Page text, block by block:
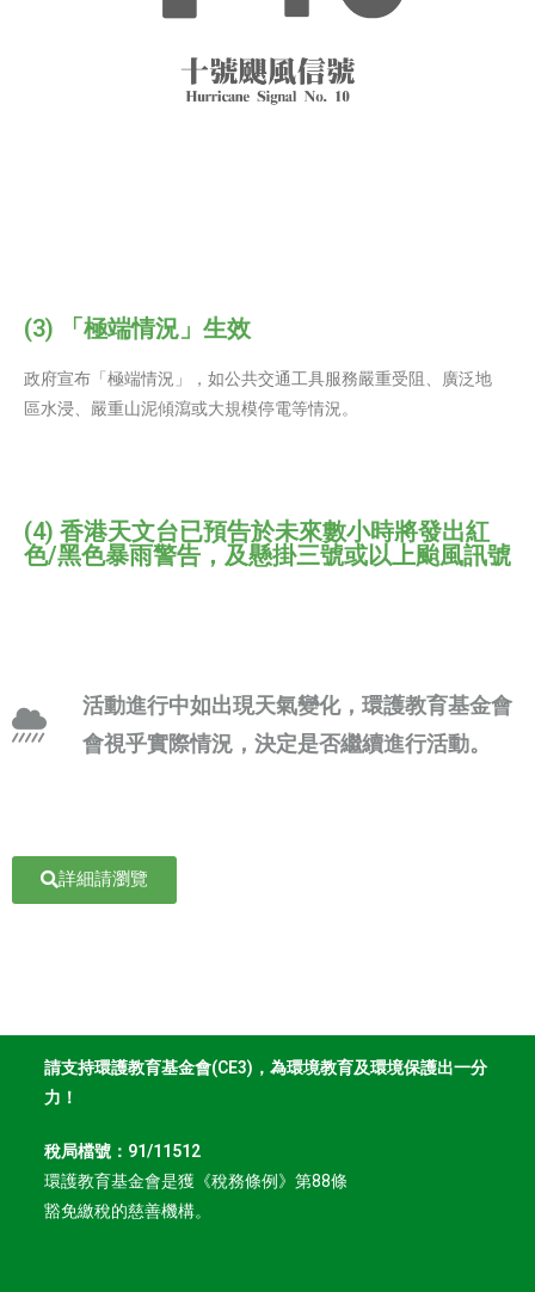
(3) 「極端情況」生效
政府宣布「極端情況」，如公共交通工具服務嚴重受阻、廣泛地
區水浸、嚴重山泥傾瀉或大規模停電等情況。
(4) 香港天文台已預告於未來數小時將發出紅
色/黑色暴雨警告，及懸掛三號或以上颱風訊號
活動進行中如出現天氣變化，環護教育基金會
會視乎實際情況，決定是否繼續進行活動。
詳細請瀏覽
請支持環護教育基金會(CE3)，為環境教育及環境保護出一分
力！
稅局檔號：91/11512
環護教育基金會是獲《稅務條例》第88條
豁免繳稅的慈善機構。